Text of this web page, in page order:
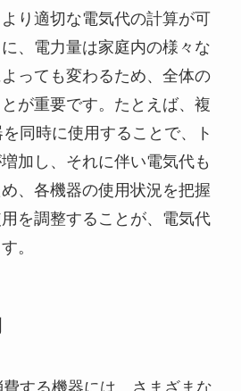
り適切な電気代の計算が可
、電力量は家庭内の様々な
っても変わるため、全体の
が重要です。たとえば、複
同時に使用することで、ト
加し、それに伴い電気代も
、各機器の使用状況を把握
を調整することが、電気代
。